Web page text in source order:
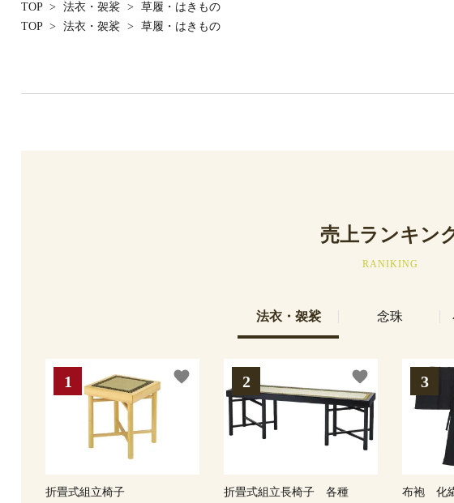
TOP > 法衣・袈裟 >
草履・はきもの
TOP > 法衣・袈裟 > 草履・はきもの
売上ランキン
RANIKING
法衣・袈裟 念珠
折畳式組立椅子
favorite
折畳式組立長椅子 各種
favorite
布袍 化